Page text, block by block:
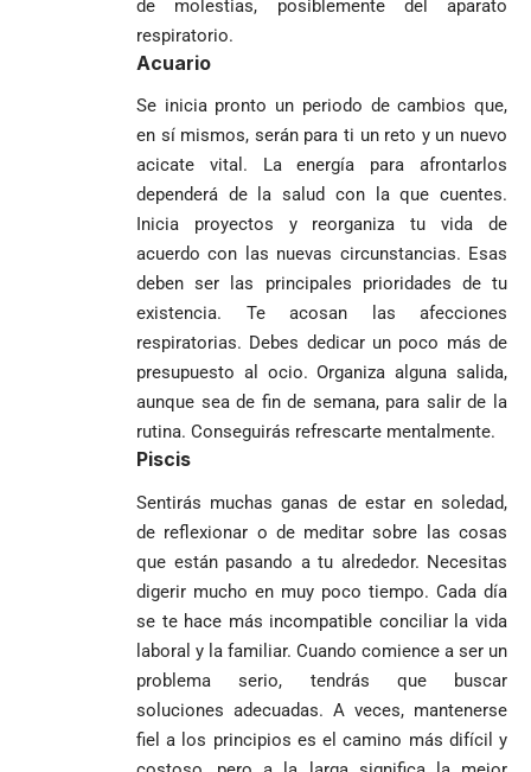
de molestias, posiblemente del aparato
respiratorio.
Acuario
Se inicia pronto un periodo de cambios que,
en sí mismos, serán para ti un reto y un nuevo
acicate vital. La energía para afrontarlos
dependerá de la salud con la que cuentes.
Inicia proyectos y reorganiza tu vida de
acuerdo con las nuevas circunstancias. Esas
deben ser las principales prioridades de tu
existencia. Te acosan las afecciones
respiratorias. Debes dedicar un poco más de
presupuesto al ocio. Organiza alguna salida,
aunque sea de fin de semana, para salir de la
rutina. Conseguirás refrescarte mentalmente.
Piscis
Sentirás muchas ganas de estar en soledad,
de reflexionar o de meditar sobre las cosas
que están pasando a tu alrededor. Necesitas
digerir mucho en muy poco tiempo. Cada día
se te hace más incompatible conciliar la vida
laboral y la familiar. Cuando comience a ser un
problema serio, tendrás que buscar
soluciones adecuadas. A veces, mantenerse
fiel a los principios es el camino más difícil y